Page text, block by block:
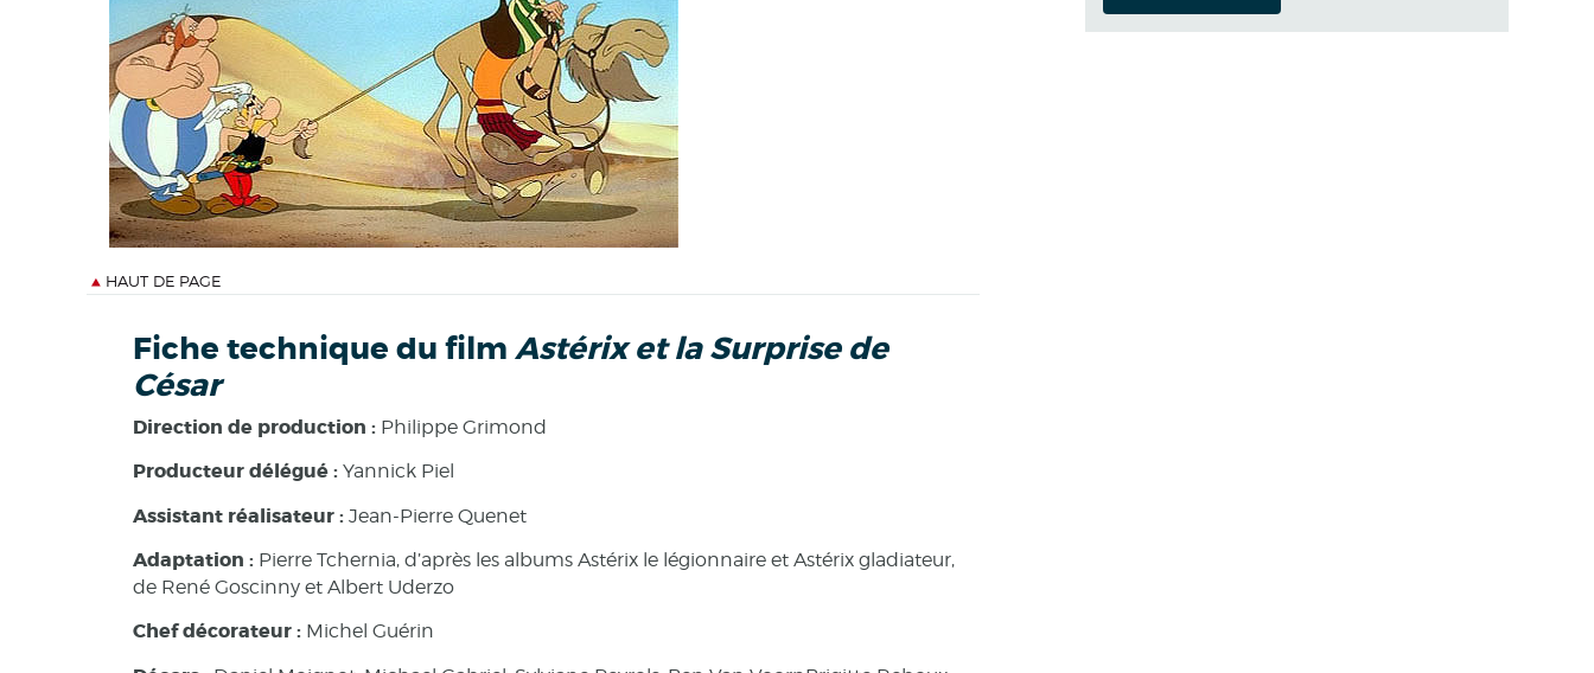
HAUT DE PAGE
Fiche technique du film Astérix et la Surprise de
César
Direction de production : Philippe Grimond
Producteur délégué : Yannick Piel
Assistant réalisateur : Jean-Pierre Quenet
Adaptation : Pierre Tchernia, d’après les albums Astérix le légionnaire et Astérix gladiateur,
de René Goscinny et Albert Uderzo
Chef décorateur : Michel Guérin